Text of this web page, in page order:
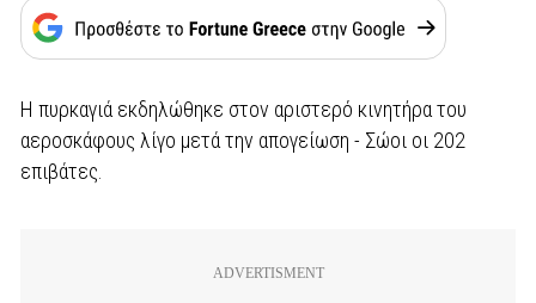
Η πυρκαγιά εκδηλώθηκε στον αριστερό κινητήρα του
αεροσκάφους λίγο μετά την απογείωση - Σώοι οι 202
επιβάτες.